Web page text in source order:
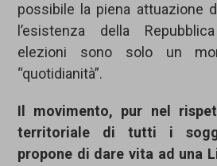
possibile la piena attuazione
l’esistenza della
elezioni sono solo un
“quotidianità”.
Il movimento, pur nel
territoriale di tutti i
propone di dare vita ad una